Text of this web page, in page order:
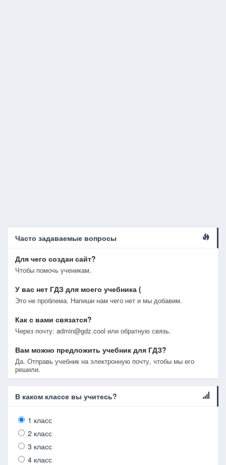
Часто задаваемые вопросы
Для чего создан сайт?
Чтобы помочь ученикам.
У вас нет ГДЗ для моего учебника (
Это не проблема. Напиши нам чего нет и мы добавим.
Как с вами связатся?
Через почту: admin@gdz.cool или обратную связь.
Вам можно предложить учебник для ГДЗ?
Да. Отправь учебник на электронную почту, чтобы мы его
решили.
В каком классе вы учитесь?
1 класс
2 класс
3 класс
4 класс